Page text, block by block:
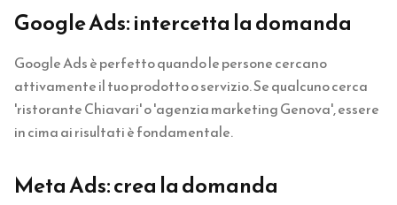
Google Ads: intercetta la domanda
Google Ads è perfetto quando le persone cercano
attivamente il tuo prodotto o servizio. Se qualcuno cerca
'ristorante Chiavari' o 'agenzia marketing Genova', essere
in cima ai risultati è fondamentale.
Meta Ads: crea la domanda